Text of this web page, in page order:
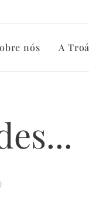
nós A Troá